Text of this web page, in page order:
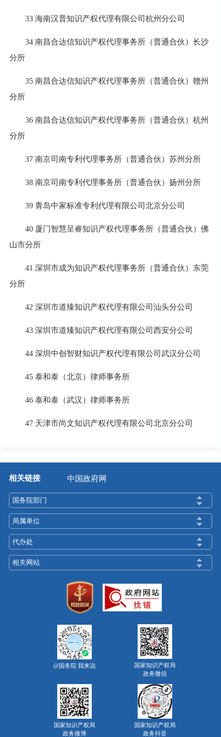
33 海南汉普知识产权代理有限公司杭州分公司
34 南昌合达信知识产权代理事务所（普通合伙）长沙
分所
35 南昌合达信知识产权代理事务所（普通合伙）赣州
分所
36 南昌合达信知识产权代理事务所（普通合伙）杭州
分所
37 南京司南专利代理事务所（普通合伙）苏州分所
38 南京司南专利代理事务所（普通合伙）扬州分所
39 青岛中家标准专利代理有限公司北京分公司
40 厦门智慧呈睿知识产权代理事务所（普通合伙）佛
山市分所
41 深圳市成为知识产权代理事务所（普通合伙）东莞
分所
42 深圳市道臻知识产权代理有限公司汕头分公司
43 深圳市道臻知识产权代理有限公司西安分公司
44 深圳中创智财知识产权代理有限公司武汉分公司
45 泰和泰（北京）律师事务所
46 泰和泰（武汉）律师事务所
47 天津市尚文知识产权代理有限公司北京分公司
相关链接 中国政府网
国务院部门
局属单位
代办处
相关网站
@国务院 我来说
国家知识产权局
政务微信
国家知识产权局
政务微博
国家知识产权局
政务抖音